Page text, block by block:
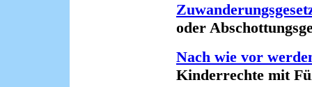
oder
Nach wie vor
Kinderrechte mit